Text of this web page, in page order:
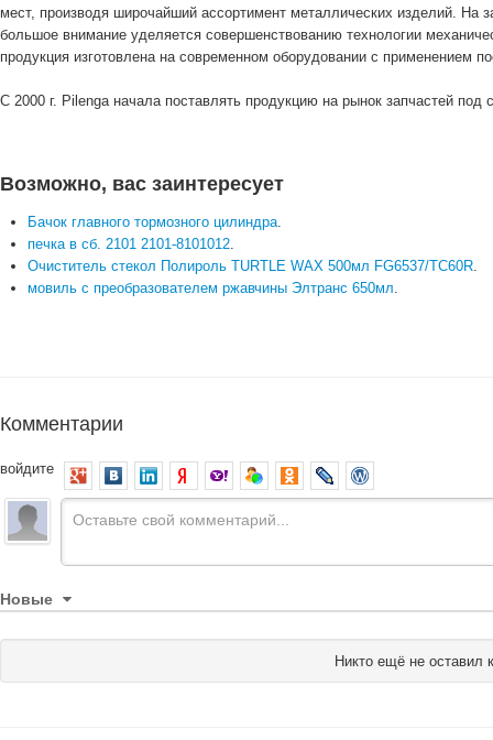
мест, производя широчайший ассортимент металлических изделий. На
большое внимание уделяется совершенствованию технологии
продукция изготовлена на современном оборудовании с применением
С 2000 г. Pilenga начала поставлять продукцию на рынок запчастей
Возможно, вас заинтересует
Бачок главного тормозного цилиндра.
печка в сб. 2101 2101-8101012.
Очиститель стекол Полироль TURTLE WAX 500мл FG6537/TC60R.
мовиль с преобразователем ржавчины Элтранс 650мл.
Комментарии
войдите
Новые
Никто ещё не оставил